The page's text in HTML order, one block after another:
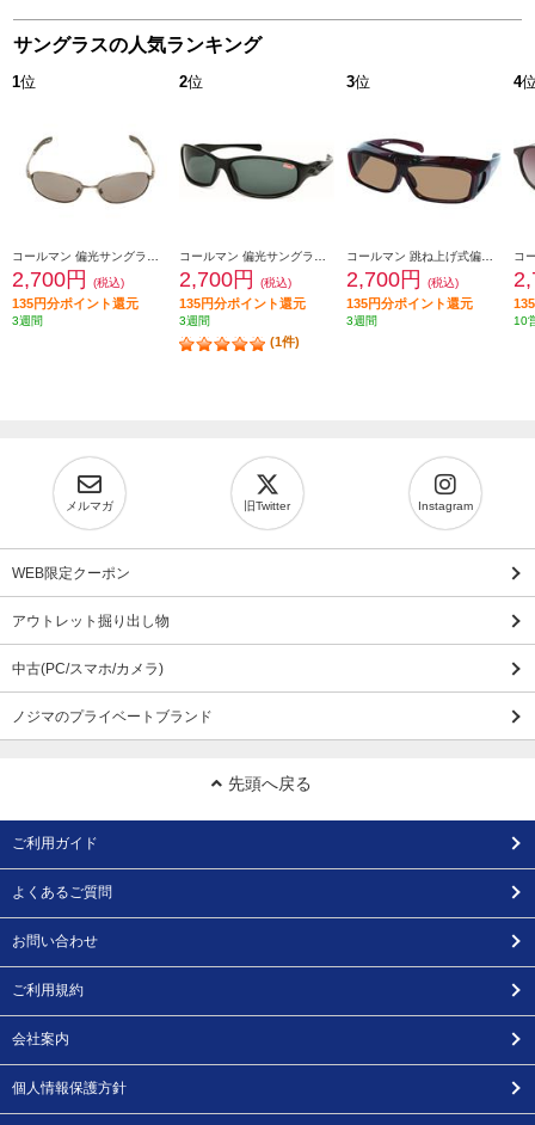
サングラスの人気ランキング
1位
2,700円 (税込)
135円分ポイント還元
3週間
2位
2,700円 (税込)
135円分ポイント還元
3週間
(1件)
3位
2,700円 (税込)
135円分ポイント還元
3週間
4
10
メルマガ 旧Twitter Instagram
WEB限定クーポン
アウトレット掘り出し物
中古(PC/スマホ/カメラ)
ノジマのプライベートブランド
先頭へ戻る
ご利用ガイド
よくあるご質問
お問い合わせ
ご利用規約
会社案内
個人情報保護方針